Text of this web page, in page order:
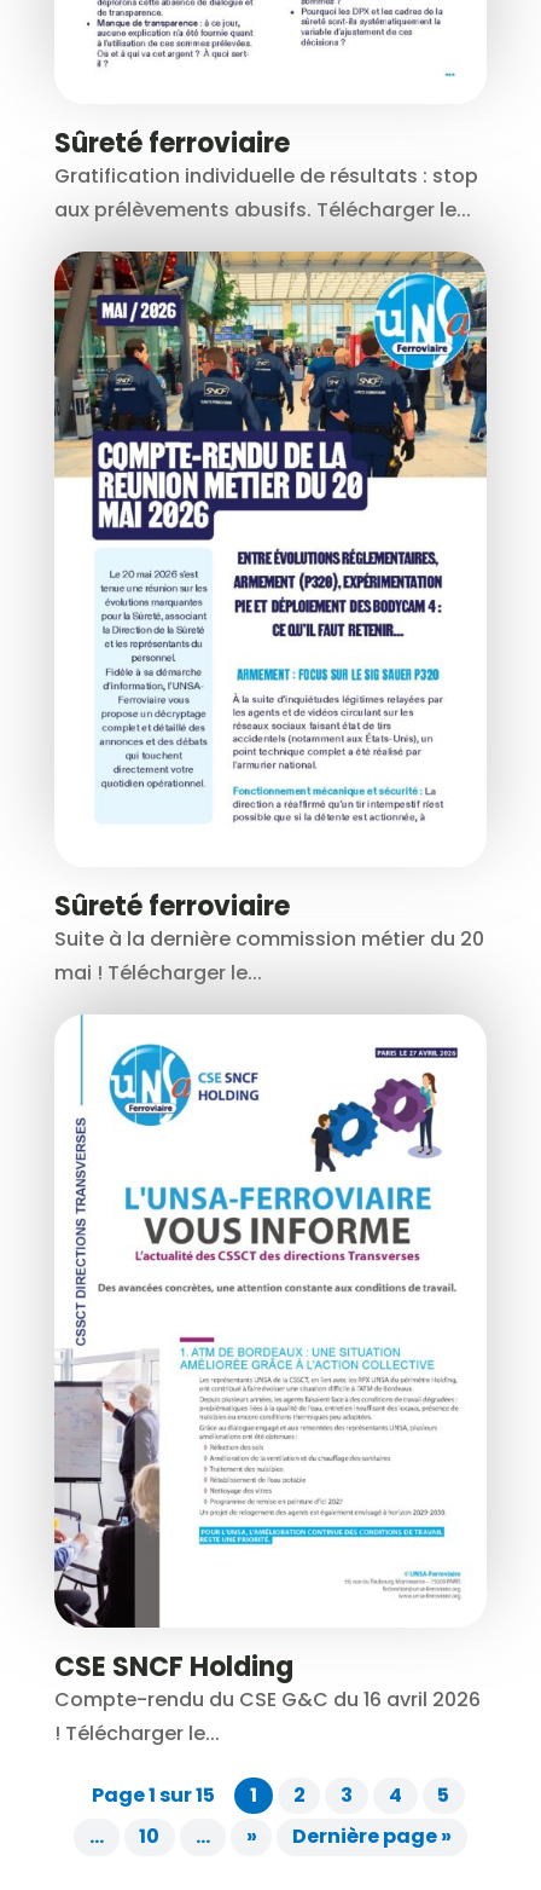
Sûreté ferroviaire
Gratification individuelle de résultats : stop
aux prélèvements abusifs. Télécharger le...
Sûreté ferroviaire
Suite à la dernière commission métier du 20
mai ! Télécharger le...
CSE SNCF Holding
Compte-rendu du CSE G&C du 16 avril 2026
! Télécharger le...
Page 1 sur 15 1 2 3 4
5
…
10 … » Dernière page »